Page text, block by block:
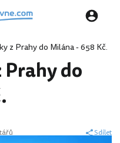
z Prahy do Milána - 658 Kč.
do
Sdílet